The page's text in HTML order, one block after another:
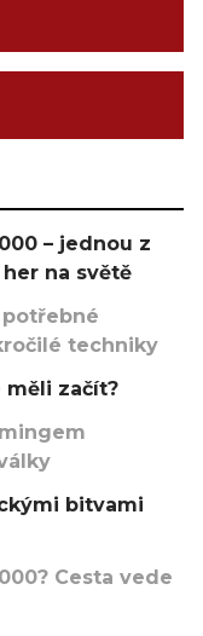
– jednou z
na světě
techniky
měli začít?
bitvami
Cesta vede